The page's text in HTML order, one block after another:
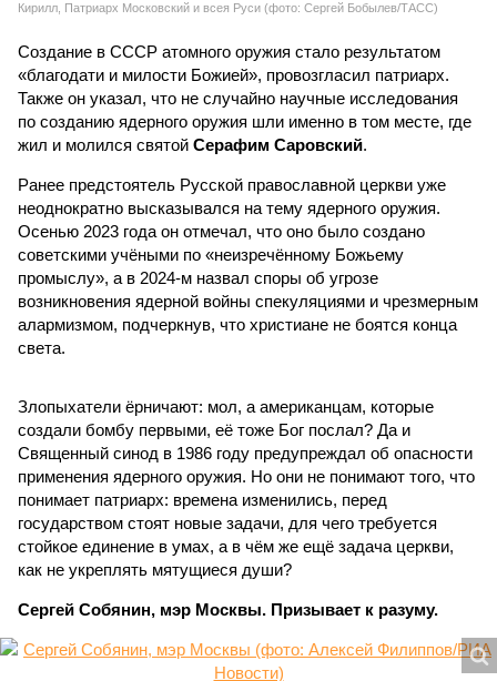
Кирилл, Патриарх Московский и всея Руси (фото: Сергей Бобылев/ТАСС)
Создание в СССР атомного оружия стало результатом
«благодати и милости Божией», провозгласил патриарх.
Также он указал, что не случайно научные исследования
по созданию ядерного оружия шли именно в том месте, где
жил и молился святой Серафим Саровский.
Ранее предстоятель Русской православной церкви уже
неоднократно высказывался на тему ядерного оружия.
Осенью 2023 года он отмечал, что оно было создано
советскими учёными по «неизречённому Божьему
промыслу», а в 2024-м назвал споры об угрозе
возникновения ядерной войны спекуляциями и чрезмерным
алармизмом, подчеркнув, что христиане не боятся конца
света.
Злопыхатели ёрничают: мол, а американцам, которые
создали бомбу первыми, её тоже Бог послал? Да и
Священный синод в 1986 году предупреждал об опасности
применения ядерного оружия. Но они не понимают того, что
понимает патриарх: времена изменились, перед
государством стоят новые задачи, для чего требуется
стойкое единение в умах, а в чём же ещё задача церкви,
как не укреплять мятущиеся души?
Сергей Собянин, мэр Москвы. Призывает к разуму.